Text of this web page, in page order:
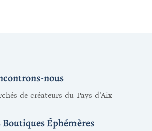
nous
de créateurs du Pays d’Aix
Boutiques Éphémères